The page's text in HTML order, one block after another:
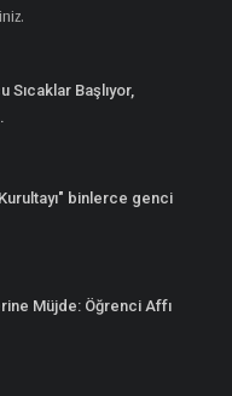
Sıcaklar Başlıyor,
binlerce genci
Müjde: Öğrenci Affı